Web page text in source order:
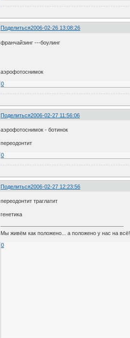
Поделиться2006-02-26 13:08:26
франчайзинг ---боулинг
аэрофотоснимок
0
Поделиться2006-02-27 11:56:06
аэрофотоснимок - ботинок
переодонтит
0
Поделиться2006-02-27 12:23:56
переодонтит траглатит
генетика
Мы живём как положено... а положено у нас на всё!
0